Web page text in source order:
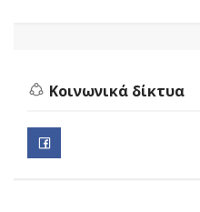
Κοινωνικά δίκτυα